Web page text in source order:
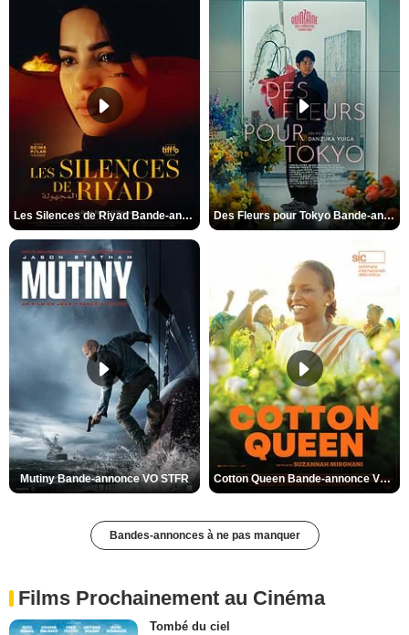
Les Silences de Riyad Bande-annonce VO STFR Des Fleurs pour Tokyo Bande-annonce VO STFR
Mutiny Bande-annonce VO STFR Cotton Queen Bande-annonce VO STFR
Bandes-annonces à ne pas manquer
Films Prochainement au Cinéma
Tombé du ciel